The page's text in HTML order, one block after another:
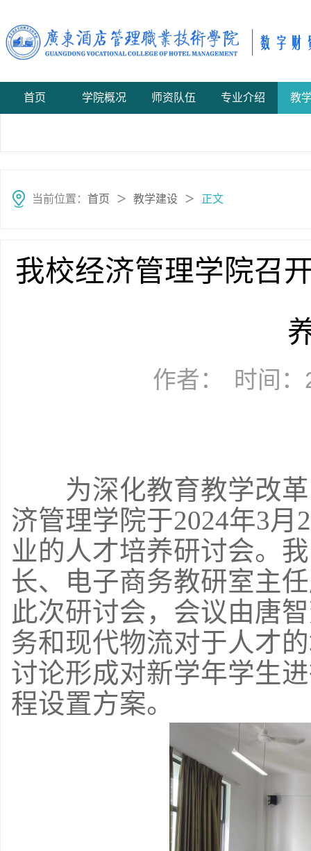
首页 学院概况 师资队伍 专业介绍 教
当前位置： 首页 ＞ 教学建设 ＞ 正文
我校经济管理学院召
作者： 时间
为深化教育教学改革
济管理学院于2024年3月
业的人才培养研讨会。
长、电子商务教研室主
此次研讨会，会议由唐
务和现代物流对于人才
讨论形成对新学年学生
程设置方案。